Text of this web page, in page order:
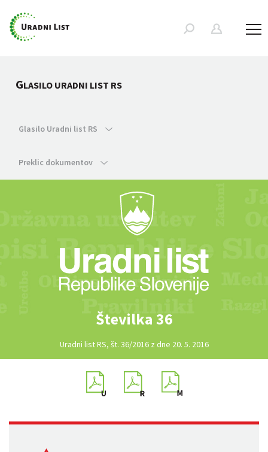
GLASILO URADNI LIST RS
Glasilo Uradni list RS
Preklic dokumentov
Številka 36
Uradni list RS, št. 36/2016 z dne 20. 5. 2016